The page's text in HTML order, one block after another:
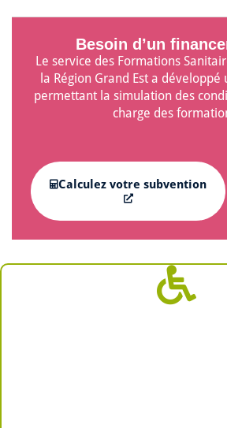
Besoin d’un
Le service des Formations
la Région Grand Est a
permettant la simulation des
charge des
Calculez votre subvention